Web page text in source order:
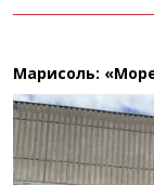
Марисоль: